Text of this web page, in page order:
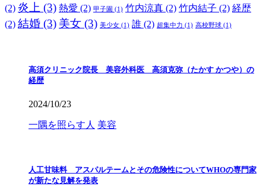
(2) 炎上 (3) 熱愛 (2) 甲子園 (1) 竹内涼真 (2) 竹内結子 (2) 経歴
(2) 結婚 (3) 美女 (3) 美少女 (1) 誰 (2) 超集中力 (1) 高校野球 (1)
高須クリニック院長 美容外科医 高須克弥（たかす かつや）の
経歴
2024/10/23
一隅を照らす人 美容
人工甘味料 アスパルテームとその危険性についてWHOの専門家
が新たな見解を発表